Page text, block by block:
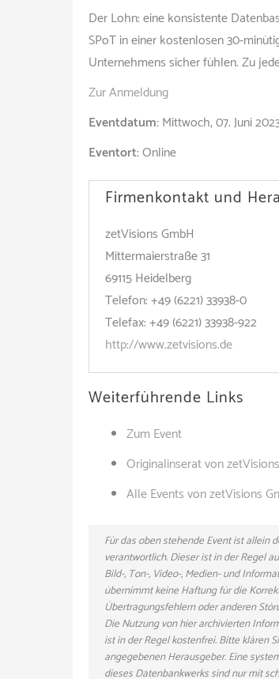
Der Lohn: eine konsistente
SPoT in einer kostenlosen 30-
Unternehmens sicher fühlen. Zu
Zur Anmeldung
Eventdatum:Mittwoch, 07. Juni
Eventort:Online
Firmenkontakt und
zetVisions GmbH
Mittermaierstraße 31
69115 Heidelberg
Telefon: +49 (6221) 33938-0
Telefax: +49 (6221) 33938-922
http://www.zetvisions.de
Weiterführende Links
Zum Event
Originalinserat von
Alle Events von zetVisions
Für das oben stehende Event ist allein
verantwortlich. Dieser ist in der Regel
Bild-, Ton-, Video-, Medien- und
übernimmt keine Haftung für die
Übertragungsfehlern oder anderen
Die Nutzung von hier archivierten
ist in der Regel kostenfrei. Bitte klären
angegebenen Herausgeber. Eine
dieses Datenbankwerks sind nur mit